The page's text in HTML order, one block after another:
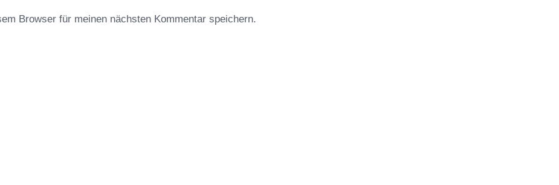
Browser für meinen nächsten Kommentar speichern.